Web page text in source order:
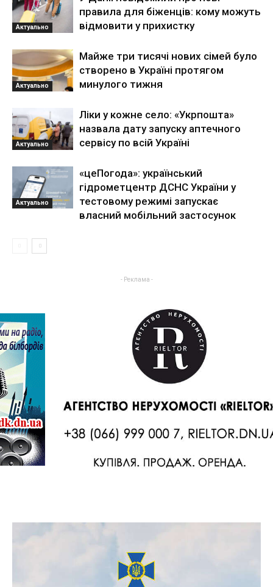
Актуально
правила для біженців: кому можуть
відмовити у прихистку
Актуально
Майже три тисячі нових сімей було
створено в Україні протягом
минулого тижня
Актуально
Ліки у кожне село: «Укрпошта»
назвала дату запуску аптечного
сервісу по всій Україні
Актуально
«цеПогода»: український
гідрометцентр ДСНС України у
тестовому режимі запускає
власний мобільний застосунок
- Реклама -